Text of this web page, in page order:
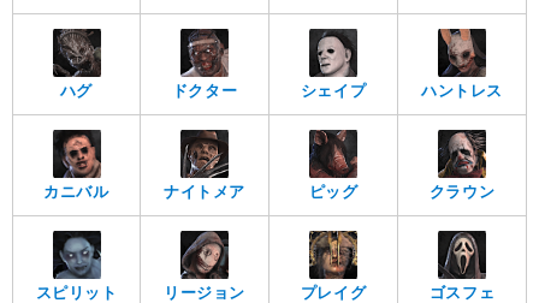
ハグ ドクター シェイプ ハントレス
カニバル ナイトメア ピッグ クラウン
スピリット リージョン プレイグ ゴスフェ